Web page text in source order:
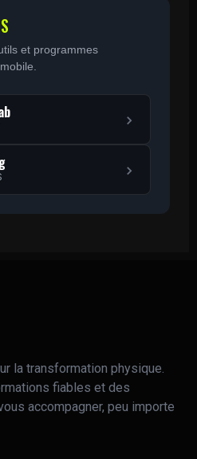
et programmes
la transformation physique.
fiables et des
accompagner, peu importe